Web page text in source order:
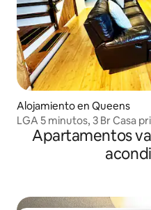
Alojamiento en Queens
LGA 5 minutos, 3 Br Casa
Apartamentos